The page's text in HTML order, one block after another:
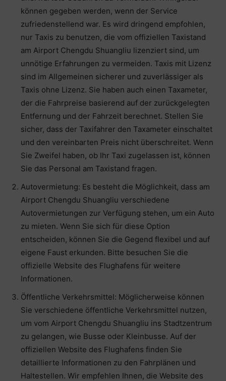
können gegeben werden, wenn der Service
zufriedenstellend war. Es wird dringend empfohlen,
nur Taxis zu benutzen, die vom offiziellen Taxistand
am Airport Chengdu Shuangliu lizenziert sind, um
unnötige Erfahrungen zu vermeiden. Taxis mit Lizenz
sind im Allgemeinen sicherer und zuverlässiger als
Taxis ohne Lizenz. Sie haben auch einen Taxameter,
der die Fahrpreise basierend auf der zurückgelegten
Entfernung und der Fahrzeit berechnet. Stellen Sie
sicher, dass der Taxifahrer den Taxameter einschaltet
und den vereinbarten Preis nicht überschreitet. Wenn
Sie Zweifel haben, ob Ihr Taxi zugelassen ist, können
Sie das Personal am Taxistand fragen.
Autovermietung: Es besteht die Möglichkeit, dass am
Airport Chengdu Shuangliu verschiedene
Autovermietungen zur Verfügung stehen, um ein Auto
zu mieten. Wenn Sie sich für diese Option
entscheiden, können Sie die Gegend flexibel und auf
eigene Faust erkunden. Bitte besuchen Sie die
offizielle Website des Flughafens für weitere
Informationen.
Öffentliche Verkehrsmittel: Möglicherweise können
Sie verschiedene öffentliche Verkehrsmittel nutzen,
um vom Airport Chengdu Shuangliu ins Stadtzentrum
zu gelangen, wie Busse oder Kleinbusse. Auf der
offiziellen Website des Flughafens finden Sie
detaillierte Informationen zu den Fahrplänen und
Haltestellen. Wir empfehlen Ihnen, die Website des